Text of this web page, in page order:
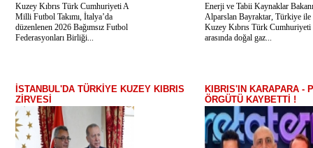
Kuzey Kıbrıs Türk Cumhuriyeti A
Milli Futbol Takımı, İtalya’da
düzenlenen 2026 Bağımsız Futbol
Federasyonları Birliği...
Enerji ve Tabii Kaynaklar Bakanı
Alparslan Bayraktar, Türkiye ile
Kuzey Kıbrıs Türk Cumhuriyeti
arasında doğal gaz...
İSTANBUL'DA TÜRKİYE KUZEY KIBRIS
ZİRVESİ
KIBRIS'IN KARAPARA -
ÖRGÜTÜ KAYBETTİ !